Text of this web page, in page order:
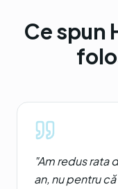
Ce spun
"Am redus rata
an, nu pentru